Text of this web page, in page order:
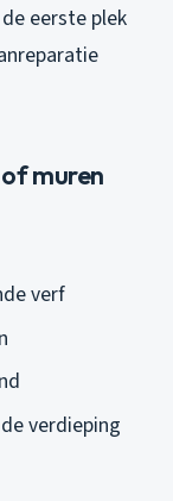
eerste plek
muren
verf
verdieping